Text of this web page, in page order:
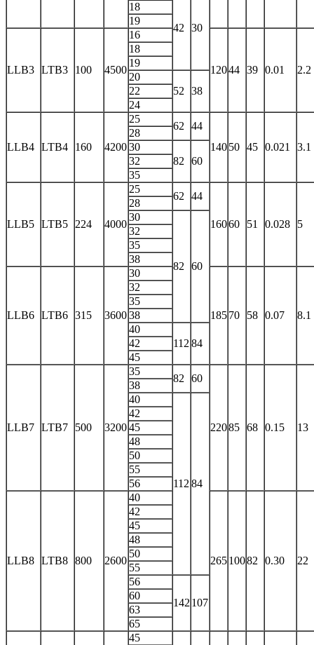
42 30
18
19
LLB3 LTB3 100 4500
16
12044 39 0.01 2.2
18
19
20
52 38
22
24
LLB4 LTB4 160 4200
25
62 44
14050 45 0.021 3.1
28
30
82 60
32
35
LLB5 LTB5 224 4000
25
62 44
16060 51 0.028 5
28
30
82 60
32
35
38
LLB6 LTB6 315 3600
30
18570 58 0.07 8.1
32
35
38
40
11284
42
45
LLB7 LTB7 500 3200
35
82 60
22085 68 0.15 13
38
40
11284
42
45
48
50
55
56
LLB8 LTB8 800 2600
40
26510082 0.30 22
42
45
48
50
55
56
142107
60
63
65
45